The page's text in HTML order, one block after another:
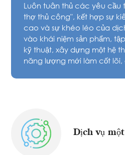
Luôn tuân thủ các yêu cầu
thợ thủ công", kết hợp sự
cao và sự khéo léo của
vào khái niệm sản phẩm,
kỹ thuật, xây dựng một hệ
năng lượng mới làm cốt
Dịch vụ